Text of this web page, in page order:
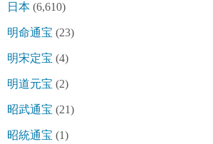
日本 (6,610)
明命通宝 (23)
明宋定宝 (4)
明道元宝 (2)
昭武通宝 (21)
昭統通宝 (1)